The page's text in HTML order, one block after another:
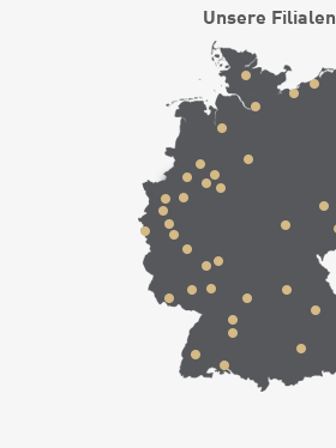
Unsere Filialen